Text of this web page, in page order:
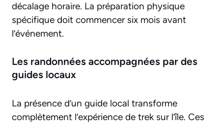
décalage horaire. La préparation physique
spécifique doit commencer six mois avant
l’événement.
Les randonnées accompagnées par des
guides locaux
La présence d’un guide local transforme
complètement l’expérience de trek sur l’île. Ces